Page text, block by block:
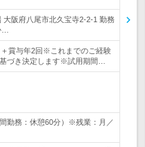
阪府八尾市北久宝寺2-2-1 勤務
賞与年2回※これまでのご経験
づき決定します※試用期間…
勤務：休憩60分）※残業：月／